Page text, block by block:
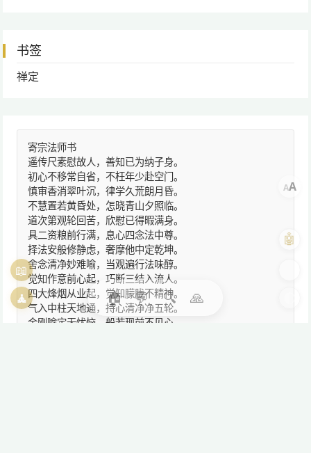
书签
禅定
寄宗法师书
遥传尺素慰故人，善知已为纳子身。
初心不移常自省，不枉年少赴空门。
慎审香消翠叶沉，律学久荒朗月昏。
不慧置若黄昏处，怎晓青山夕照临。
道次第观轮回苦，欣慰已得暇满身。
具二资粮前行满，息心四念法中尊。
择法安般修静虑，奢摩他中定乾坤。
舍念清净妙难喻，当观遍行法味醇。
觉知作意前心起，巧断三结入流人。
四大烽烟从业起，觉知朦胧不精神。
气入中柱天地通，持心清净净五轮。
金刚喻定无忧恼，般若现前不见心。
🏠 💬 🔍 🙏
AA
📖
🧘
🤖